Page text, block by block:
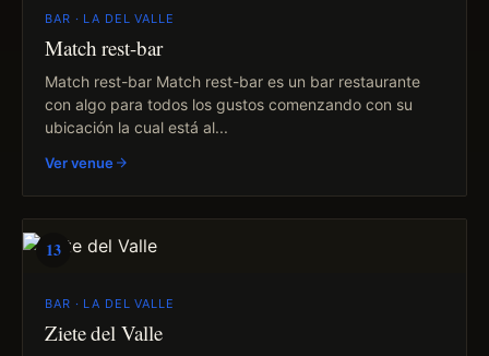
BAR · LA DEL VALLE
Match rest-bar
Match rest-bar Match rest-bar es un bar restaurante
con algo para todos los gustos comenzando con su
ubicación la cual está al...
Ver venue
13
BAR · LA DEL VALLE
Ziete del Valle